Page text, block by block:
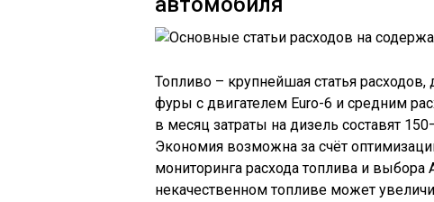
Топливо – крупнейшая статья
фуры с двигателем Euro-6 и средним
в месяц затраты на дизель составят
Экономия возможна за счёт
мониторинга расхода топлива и
некачественном топливе может